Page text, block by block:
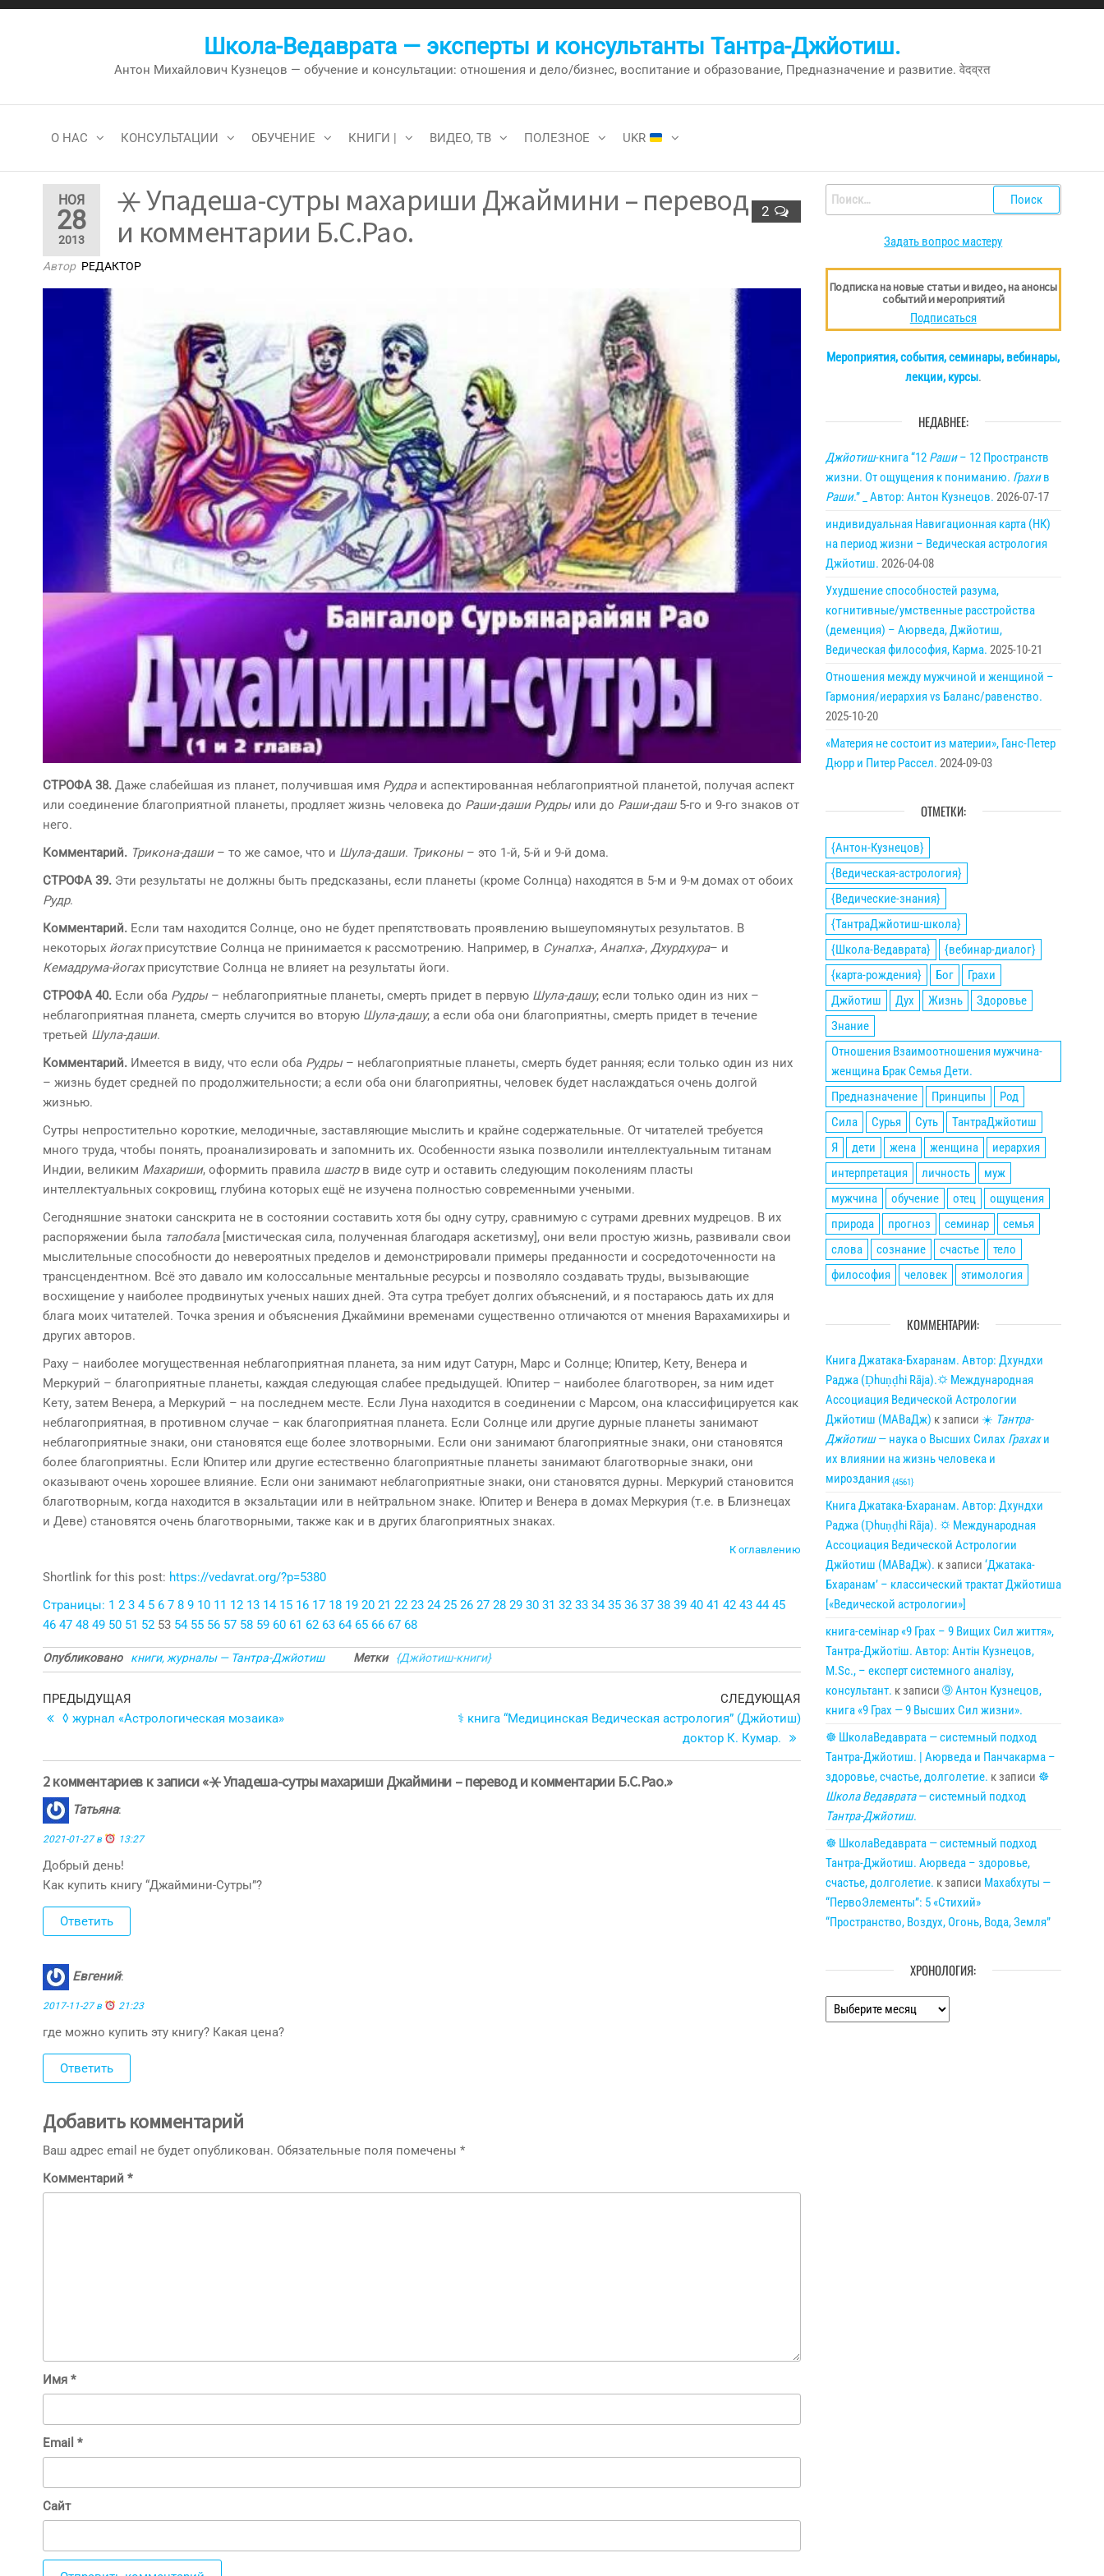
Перейти
Школа-Ведаврата — эксперты и консультанты Тантра-Джйотиш.
Антон Михайлович Кузнецов — обучение и консультации: отношения и дело/бизнес, воспитание и образование, Предназначение и развитие. वेदव्रत
О НАС КОНСУЛЬТАЦИИ ОБУЧЕНИЕ КНИГИ | ВИДЕО, ТВ ПОЛЕЗНОЕ UKR
НОЯ
28
2013
2
⚹ Упадеша-сутры махариши Джаймини – перевод
и комментарии Б.С.Рао.
Автор РЕДАКТОР
СТРОФА 38. Даже слабейшая из планет, получившая имя Рудраи аспектированная неблагоприятной планетой, получая аспект
или соединение благоприятной планеты, продляет жизнь человека до Раши-даши Рудрыили до Раши-даш5-го и 9-го знаков от
него.
Комментарий. Трикона-даши– то же самое, что и Шула-даши. Триконы– это 1-й, 5-й и 9-й дома.
СТРОФА 39. Эти результаты не должны быть предсказаны, если планеты (кроме Солнца) находятся в 5-м и 9-м домах от обоих
Рудр.
Комментарий. Если там находится Солнце, оно не будет препятствовать проявлению вышеупомянутых результатов. В
некоторых йогахприсутствие Солнца не принимается к рассмотрению. Например, в Сунапха-, Анапха-, Дхурдхура– и
Кемадрума-йогахприсутствие Солнца не влияет на результаты йоги.
СТРОФА 40. Если оба Рудры– неблагоприятные планеты, смерть придет в первую Шула-дашу; если только один из них –
неблагоприятная планета, смерть случится во вторую Шула-дашу; а если оба они благоприятны, смерть придет в течение
третьей Шула-даши.
Комментарий. Имеется в виду, что если оба Рудры– неблагоприятные планеты, смерть будет ранняя; если только один из них
– жизнь будет средней по продолжительности; а если оба они благоприятны, человек будет наслаждаться очень долгой
жизнью.
Сутры непростительно короткие, мелодичные, заставляющие мыслить и крайне содержательные. От читателей требуется
много труда, чтобы понять, проанализировать и запомнить их. Особенности языка позволили интеллектуальным титанам
Индии, великим Махариши, оформить правила шастрв виде сутр и оставить следующим поколениям пласты
интеллектуальных сокровищ, глубина которых ещё не изучена полностью современными учеными.
Сегодняшние знатоки санскрита не в состоянии составить хотя бы одну сутру, сравнимую с сутрами древних мудрецов. В их
распоряжении была тапобала[мистическая сила, полученная благодаря аскетизму], они вели простую жизнь, развивали свои
мыслительные способности до невероятных пределов и демонстрировали примеры преданности и сосредоточенности на
трансцендентном. Всё это давало им колоссальные ментальные ресурсы и позволяло создавать труды, вызывающие
восхищение у наиболее продвинутых ученых наших дней. Эта сутра требует долгих объяснений, и я постараюсь дать их для
блага моих читателей. Точка зрения и объяснения Джаймини временами существенно отличаются от мнения Варахамихиры и
других авторов.
Раху – наиболее могущественная неблагоприятная планета, за ним идут Сатурн, Марс и Солнце; Юпитер, Кету, Венера и
Меркурий – благоприятные планеты, каждая следующая слабее предыдущей. Юпитер – наиболее благотворен, за ним идет
Кету, затем Венера, а Меркурий – на последнем месте. Если Луна находится в соединении с Марсом, она классифицируется как
неблагоприятная, в противном случае – как благоприятная планета. Если Солнце или другие дурные планеты занимают
неблагоприятные знаки, они становятся еще более злотворными. Если они занимают благоприятные знаки, они становятся
более благоприятны. Если Юпитер или другие естественно благоприятные планеты занимают благотворные знаки, они
оказывают очень хорошее влияние. Если они занимают неблагоприятные знаки, они становятся дурны. Меркурий становится
благотворным, когда находится в экзальтации или в нейтральном знаке. Юпитер и Венера в домах Меркурия (т.е. в Близнецах
и Деве) становятся очень благотворными, также как и в других благоприятных знаках.
К оглавлению
Shortlink for this post: https://vedavrat.org/?p=5380
Страницы: 1 2 3 4 5 6 7 8 9 10 11 12 13 14 15 16 17 18 19 20 21 22 23 24 25 26 27 28 29 30 31 32 33 34 35 36 37 38 39 40 41 42 43 44 45
46 47 48 49 50 51 52 53 54 55 56 57 58 59 60 61 62 63 64 65 66 67 68
Опубликовано книги, журналы — Тантра-Джйотиш Метки {Джйотиш-книги}
Навигация
по
записям
Предыдущая
запись
ПРЕДЫДУЩАЯ
◊ журнал «Астрологическая мозаика»
Следующая
запись
СЛЕДУЮЩАЯ
⚕ книга “Медицинская Ведическая астрология” (Джйотиш)
доктор К. Кумар.
2 комментариев к записи «⚹ Упадеша-сутры махариши Джаймини – перевод и комментарии Б.С.Рао.»
Татьяна:
2021-01-27 в 13:27
Добрый день!
Как купить книгу “Джаймини-Сутры”?
Ответить
Евгений:
2017-11-27 в 21:23
где можно купить эту книгу? Какая цена?
Ответить
Добавить комментарий
Ваш адрес email не будет опубликован. Обязательные поля помечены *
Комментарий *
Имя *
Email *
Сайт
Найти:
Задать вопрос мастеру
Подписка на новые статьи и видео, на анонсы
событий и мероприятий
Подписаться
Мероприятия, события, семинары, вебинары,
лекции, курсы.
НЕДАВНЕЕ:
Джйотиш-книга “12 Раши– 12 Пространств
жизни. От ощущения к пониманию. Грахив
Раши.” _ Автор: Антон Кузнецов. 2026-07-17
индивидуальная Навигационная карта (НК)
на период жизни – Ведическая астрология
Джйотиш. 2026-04-08
Ухудшение способностей разума,
когнитивные/умственные расстройства
(деменция) – Аюрведа, Джйотиш,
Ведическая философия, Карма. 2025-10-21
Отношения между мужчиной и женщиной –
Гармония/иерархия vs Баланс/равенство.
2025-10-20
«Материя не состоит из материи», Ганс-Петер
Дюрр и Питер Рассел. 2024-09-03
ОТМЕТКИ:
{Антон-Кузнецов}
{Ведическая-астрология}
{Ведические-знания}
{ТантраДжйотиш-школа}
{Школа-Ведаврата}
{вебинар-диалог}
{карта-рождения}
Бог
Грахи
Джйотиш
Дух Жизнь
Здоровье
Знание
Отношения Взаимоотношения мужчина-
женщина Брак Семья Дети.
Предназначение
Принципы
Род
Сила
Сурья Суть
ТантраДжйотиш
Я
дети жена женщина
иерархия
интерпретация
личность
муж
мужчина
обучение отец
ощущения
природа
прогноз семинар
семья
слова
сознание счастье
тело
философия
человек этимология
КОММЕНТАРИИ:
Книга Джатака-Бхаранам. Автор: Дхундхи
Раджа (Ḍhuṇḍhi Rāja).🌣 Международная
Ассоциация Ведической Астрологии
Джйотиш (МАВаДж) к записи ☀ Тантра-
Джйотиш— наука о Высших Силах Грахахи
их влиянии на жизнь человека и
мироздания {4561}
Книга Джатака-Бхаранам. Автор: Дхундхи
Раджа (Ḍhuṇḍhi Rāja). 🌣 Международная
Ассоциация Ведической Астрологии
Джйотиш (МАВаДж). к записи ‘Джатака-
Бхаранам’ – классический трактат Джйотиша
[«Ведической астрологии»]
книга-семінар «9 Грах – 9 Вищих Сил життя»,
Тантра-Джйотіш. Автор: Антін Кузнецов,
M.Sc., – експерт системного аналізу,
консультант. к записи ➈ Антон Кузнецов,
книга «9 Грах — 9 Высших Сил жизни».
☸ ШколаВедаврата — системный подход
Тантра-Джйотиш. | Аюрведа и Панчакарма –
здоровье, счастье, долголетие. к записи ☸
Школа Ведаврата— системный подход
Тантра-Джйотиш.
☸ ШколаВедаврата — системный подход
Тантра-Джйотиш. Аюрведа – здоровье,
счастье, долголетие. к записи Махабхуты —
“ПервоЭлементы”: 5 «Стихий»
“Пространство, Воздух, Огонь, Вода, Земля”
ХРОНОЛОГИЯ:
Хронология: